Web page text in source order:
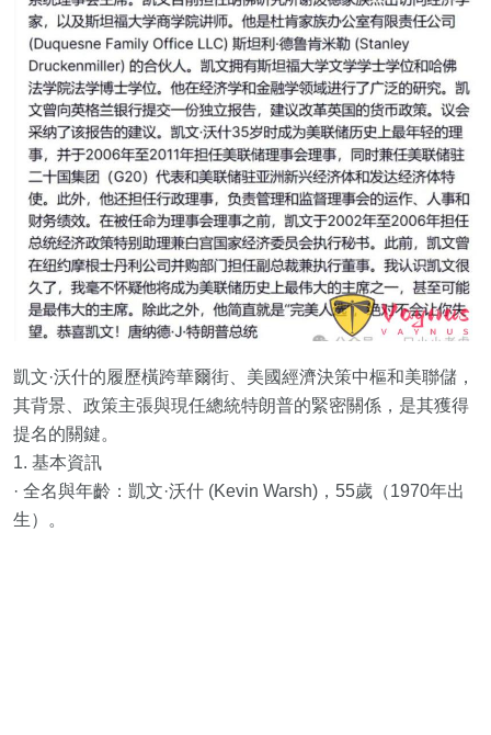
凱文·沃什的履歷橫跨華爾街、美國經濟決策中樞和美聯儲，
其背景、政策主張與現任總統特朗普的緊密關係，是其獲得
提名的關鍵。
1. 基本資訊
· 全名與年齡：凱文·沃什 (Kevin Warsh)，55歲（1970年出
生）。